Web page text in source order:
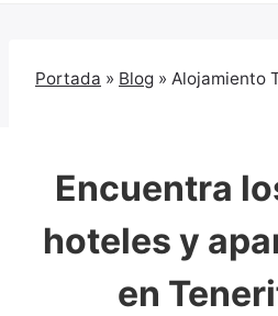
Portada » Blog » Alojamiento
Encuentra
hoteles y
en